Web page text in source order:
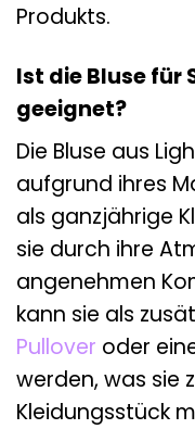
Produkts.
Ist die Bluse für
geeignet?
Die Bluse aus
aufgrund ihres
als ganzjährige
sie durch ihre
angenehmen
kann sie als
Pullover oder
werden, was sie
Kleidungsstück